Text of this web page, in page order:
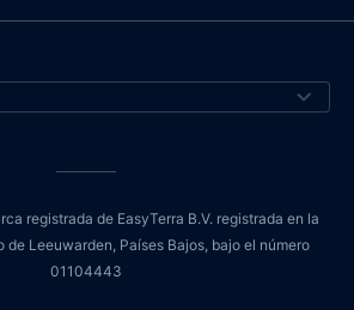
registrada de EasyTerra B.V. registrada en la
de Leeuwarden, Países Bajos, bajo el número
01104443